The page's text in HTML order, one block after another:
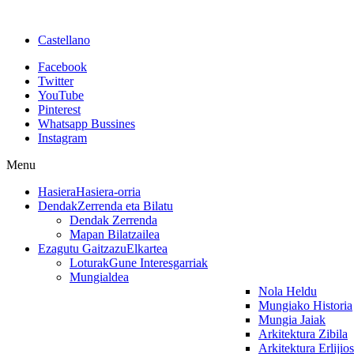
Castellano
Facebook
Twitter
YouTube
Pinterest
Whatsapp Bussines
Instagram
Menu
HasieraHasiera-orria
DendakZerrenda eta Bilatu
Dendak Zerrenda
Mapan Bilatzailea
Ezagutu GaitzazuElkartea
LoturakGune Interesgarriak
Mungialdea
Nola Heldu
Mungiako Historia
Mungia Jaiak
Arkitektura Zibila
Arkitektura